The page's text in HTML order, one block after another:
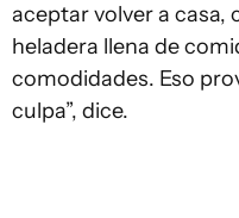
aceptar volver a casa,
heladera llena de
comodidades. Eso
culpa”, dice.